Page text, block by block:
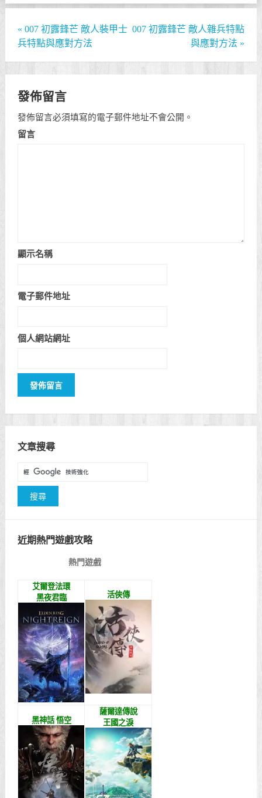
« 007 初露鋒芒 敵人裝甲士
兵特點與應對方法
007 初露鋒芒 敵人雜兵特點
與應對方法 »
發佈留言
發佈留言必須填寫的電子郵件地址不會公開。
留言
顯示名稱
電子郵件地址
個人網站網址
文章搜尋
近期熱門遊戲攻略
熱門遊戲
艾爾登法環
黑夜君臨
活俠傳
黑神話 悟空
薩爾達傳說
王國之淚